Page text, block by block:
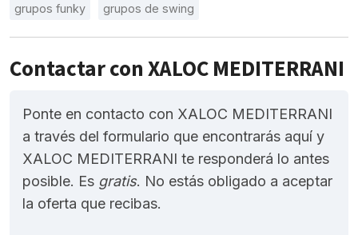
grupos funky grupos de swing
Contactar con XALOC MEDITERRANI
Ponte en contacto con XALOC MEDITERRANI
a través del formulario que encontrarás aquí y
XALOC MEDITERRANI te responderá lo antes
posible. Es gratis. No estás obligado a aceptar
la oferta que recibas.